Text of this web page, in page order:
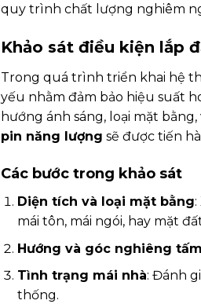
quy trình chất lượng nghiêm
Khảo sát điều kiện lắp
Trong quá trình triển khai hệ
yếu nhằm đảm bảo hiệu suất
hướng ánh sáng, loại mặt
pin năng lượng sẽ được tiến
Các bước trong khảo sát
Diện tích và loại mặt bằng
mái tôn, mái ngói, hay mặt
Hướng và góc nghiêng
Tình trạng mái nhà: Đánh
thống.